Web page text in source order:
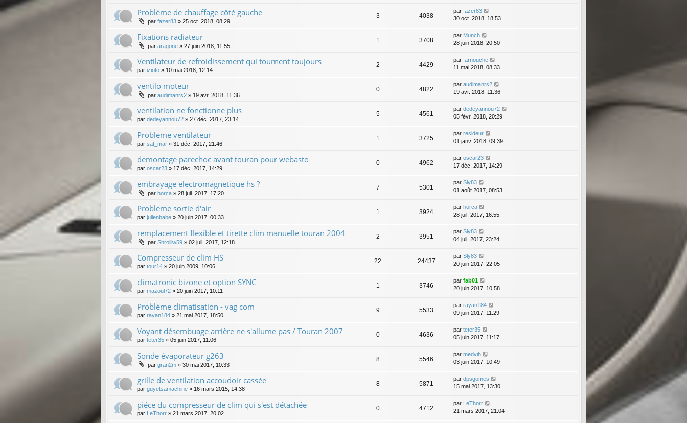
Problème de chauffage côté gauche
par fazer83 » 25 oct. 2018, 08:29
3 4038
par fazer83
30 oct. 2018, 18:53
Fixations radiateur
par aragone » 27 juin 2018, 11:55
1 3708
par Munch
28 juin 2018, 20:50
Ventilateur de refroidissement qui tournent toujours
par izioto » 10 mai 2018, 12:14
2 4429
par farnouche
11 mai 2018, 08:33
ventilo moteur
par audimanrs2 » 19 avr. 2018, 11:36
0 4822
par audimanrs2
19 avr. 2018, 11:36
ventilation ne fonctionne plus
par dedeyannou72 » 27 déc. 2017, 23:14
5 4561
par dedeyannou72
05 févr. 2018, 20:29
Probleme ventilateur
par sat_mar » 31 déc. 2017, 21:46
1 3725
par resideur
01 janv. 2018, 09:39
demontage parechoc avant touran pour webasto
par oscar23 » 17 déc. 2017, 14:29
0 4962
par oscar23
17 déc. 2017, 14:29
embrayage electromagnetique hs ?
par horca » 28 juil. 2017, 17:20
7 5301
par Sly83
01 août 2017, 08:53
Probleme sortie d'air
par julienbabe » 20 juin 2017, 00:33
1 3924
par horca
28 juil. 2017, 16:55
remplacement flexible et tirette clim manuelle touran 2004
par Shrolliw59 » 02 juil. 2017, 12:18
2 3951
par Sly83
04 juil. 2017, 23:24
Compresseur de clim HS
par tour14 » 20 juin 2009, 10:06
22 24437
par Sly83
20 juin 2017, 22:05
climatronic bizone et option SYNC
par mazoul72 » 20 juin 2017, 10:11
1 3746
par fab01
20 juin 2017, 10:58
Problème climatisation - vag com
par rayan184 » 21 mai 2017, 18:50
9 5533
par rayan184
09 juin 2017, 11:29
Voyant désembuage arrière ne s'allume pas / Touran 2007
par teter35 » 05 juin 2017, 11:06
0 4636
par teter35
05 juin 2017, 11:17
Sonde évaporateur g263
par gran2m » 30 mai 2017, 10:33
8 5546
par medvih
03 juin 2017, 10:49
grille de ventilation accoudoir cassée
par guyetsamachine » 16 mars 2015, 14:38
8 5871
par dpsgomes
15 mai 2017, 13:30
piéce du compresseur de clim qui s'est détachée
par LeThorr » 21 mars 2017, 20:02
0 4712
par LeThorr
21 mars 2017, 21:04